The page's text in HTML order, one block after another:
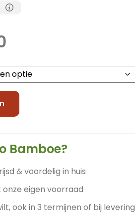
tot
7,00
Bamboe?
& voordelig in huis
onze eigen voorraad
ook in 3 termijnen of bij levering